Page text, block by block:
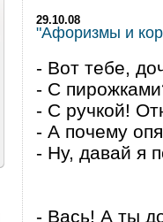
29.10.08
"Афоризмы и
- Вот тебе,
- С
- С ручкой!
- А почему
- Ну, давай я
- Вась! А ты